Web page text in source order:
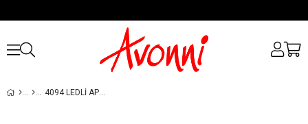
4094 LEDLI APLIK